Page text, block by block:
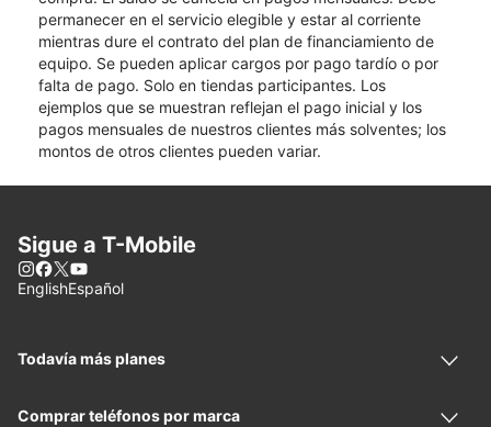
permanecer en el servicio elegible y estar al corriente
mientras dure el contrato del plan de financiamiento de
equipo. Se pueden aplicar cargos por pago tardío o por
falta de pago. Solo en tiendas participantes. Los
ejemplos que se muestran reflejan el pago inicial y los
pagos mensuales de nuestros clientes más solventes; los
montos de otros clientes pueden variar.